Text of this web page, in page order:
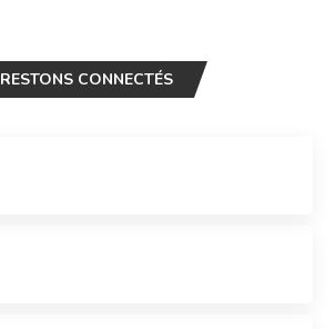
RESTONS CONNECTÉS